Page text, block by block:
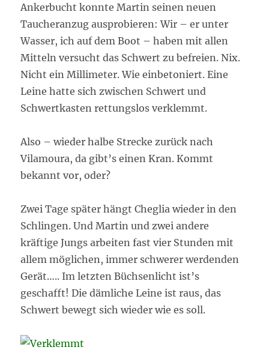
Ankerbucht konnte Martin seinen neuen
Taucheranzug ausprobieren: Wir – er unter
Wasser, ich auf dem Boot – haben mit allen
Mitteln versucht das Schwert zu befreien. Nix.
Nicht ein Millimeter. Wie einbetoniert. Eine
Leine hatte sich zwischen Schwert und
Schwertkasten rettungslos verklemmt.
Also – wieder halbe Strecke zurück nach
Vilamoura, da gibt’s einen Kran. Kommt
bekannt vor, oder?
Zwei Tage später hängt Cheglia wieder in den
Schlingen. Und Martin und zwei andere
kräftige Jungs arbeiten fast vier Stunden mit
allem möglichen, immer schwerer werdenden
Gerät….. Im letzten Büchsenlicht ist’s
geschafft! Die dämliche Leine ist raus, das
Schwert bewegt sich wieder wie es soll.